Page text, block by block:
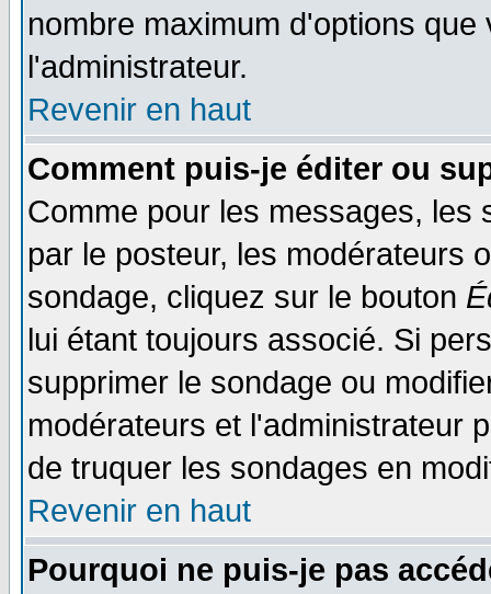
nombre maximum d'options
l'administrateur.
Revenir en haut
Comment puis-je éditer ou
Comme pour les messages, les
par le posteur, les modérateurs
sondage, cliquez sur le bouton
lui étant toujours associé. Si
supprimer le sondage ou
modérateurs et l'administrateur
de truquer les sondages en
Revenir en haut
Pourquoi ne puis-je pas